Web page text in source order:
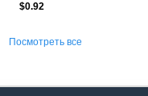
$0.92
Посмотреть все